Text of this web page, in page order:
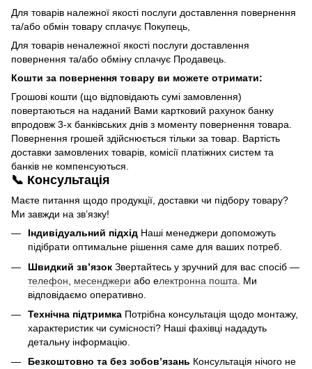
Для товарів належної якості послуги доставлення повернення
та/або обмін товару сплачує Покупець,
Для товарів неналежної якості послуги доставлення
повернення та/або обміну сплачує Продавець.
Кошти за повернення товару ви можете отримати:
Грошові кошти (що відповідають сумі замовлення)
повертаються на наданий Вами картковий рахунок банку
впродовж 3-х банківських днів з моменту повернення товара.
Повернення грошей здійснюється тільки за товар. Вартість
доставки замовлених товарів, комісії платіжних систем та
банків не компенсуються.
📞 Консультація
Маєте питання щодо продукції, доставки чи підбору товару?
Ми завжди на зв’язку!
Індивідуальний підхід Наші менеджери допоможуть
підібрати оптимальне рішення саме для ваших потреб.
Швидкий зв’язок Звертайтесь у зручний для вас спосіб —
телефон
месенджери або електронна пошта . Ми
відповідаємо оперативно.
Технічна підтримка Потрібна консультація щодо монтажу,
характеристик чи сумісності? Наші фахівці нададуть
детальну інформацію.
Безкоштовно та без зобов’язань Консультація нічого не